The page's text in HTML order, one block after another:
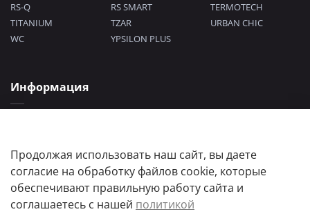
RS-Q
RS SMART
TERMOTECH
TITANIUM
TZAR
URBAN CHIC
WC
YPSILON PLUS
Информация
Пользовательское соглашение
Продолжая использовать наш сайт, вы даете
согласие на обработку файлов cookie, которые
обеспечивают правильную работу сайта и
соглашаетесь с нашей политикой